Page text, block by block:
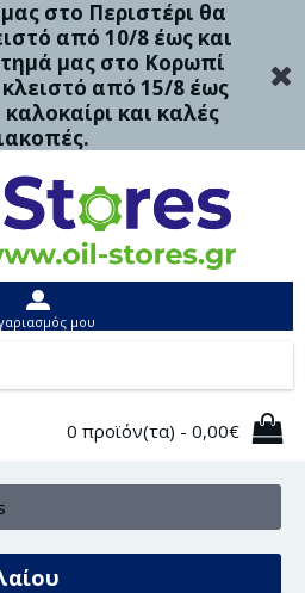
στο Περιστέρι θα
από 10/8 έως και
μας στο Κορωπί
από 15/8 έως
και καλές
μου
0 προϊόν(τα) - 0,00€